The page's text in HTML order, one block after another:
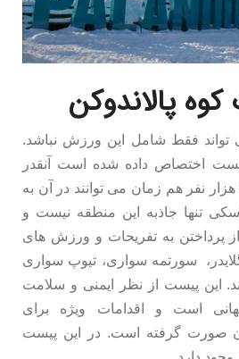
کوه پالاندوکن
تواند فقط شامل این ورزش نباشد.
اختصاص داده شده است آنقدر
بزرگ است که حدود 12 هزار نفر هم زمان می توانند در آن به
تنها جاذبه این منطقه نیست و
از پرداختن به تفریحات و ورزش های
سورتمه سواری، تیوپ سواری
این پیست از نظر ایمنی و سلامت
است و اقدامات ویژه برای
صورت گرفته است. در این پیست